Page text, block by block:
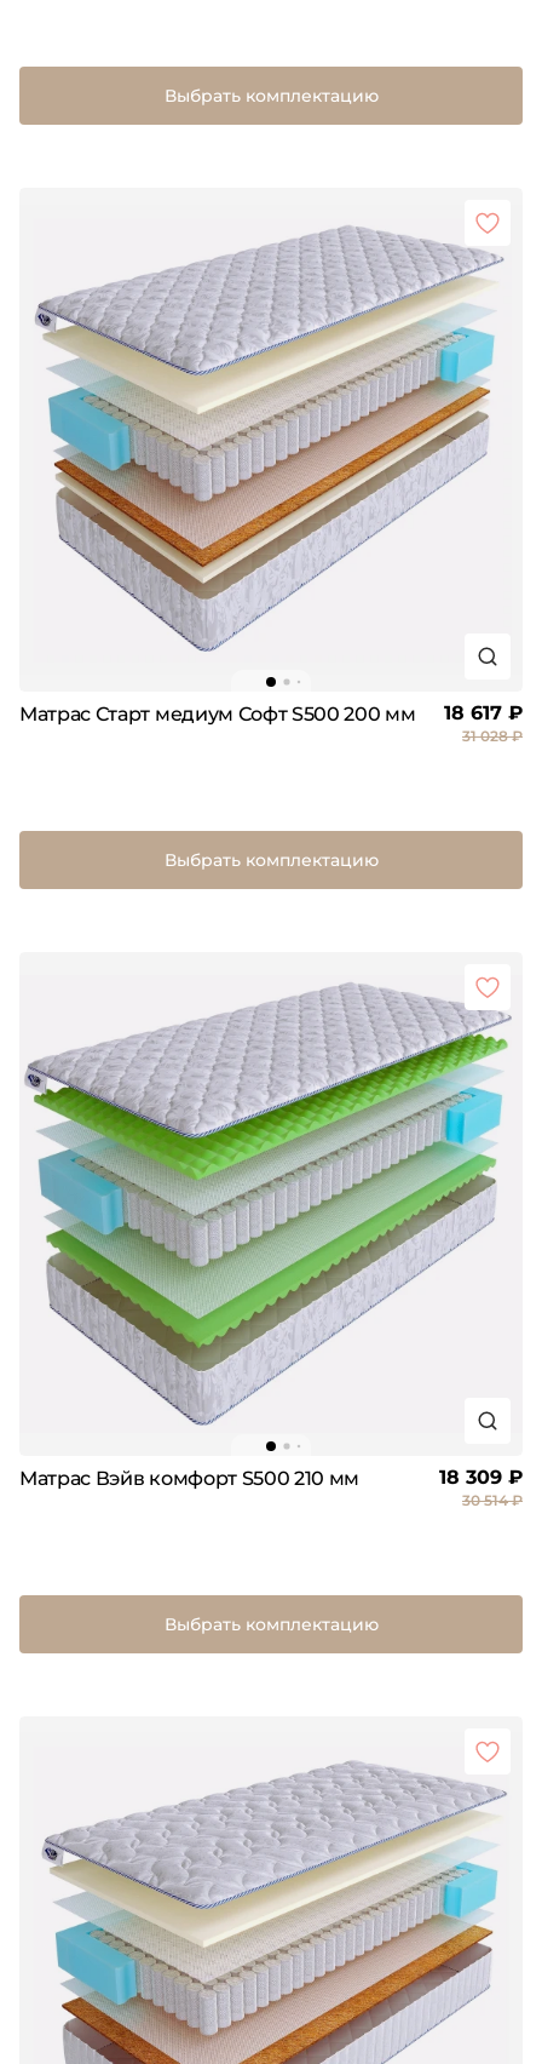
Выбрать комплектацию
Матрас Старт медиум Софт S500 200 мм 18 617 ₽
31 028 ₽
Выбрать комплектацию
Матрас Вэйв комфорт S500 210 мм 18 309 ₽
30 514 ₽
Выбрать комплектацию